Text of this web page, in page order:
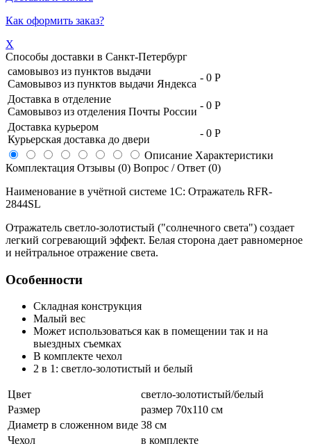
Как оформить заказ?
X
Способы доставки в Санкт-Петербург
самовывоз из пунктов выдачи
Самовывоз из пунктов выдачи Яндекса
- 0 Р
Доставка в отделение
Самовывоз из отделения Почты России
- 0 Р
Доставка курьером
Курьерская доставка до двери
- 0 Р
Описание Характеристики
Комплектация Отзывы (0) Вопрос / Ответ (0)
Наименование в учётной системе 1С: Отражатель RFR-
2844SL
Отражатель светло-золотистый ("солнечного света") создает
легкий согревающий эффект. Белая сторона дает равномерное
и нейтральное отражение света.
Особенности
Складная конструкция
Малый вес
Может использоваться как в помещении так и на
выездных съемках
В комплекте чехол
2 в 1: светло-золотистый и белый
Цвет
светло-золотистый/белый
Размер
размер 70х110 см
Диаметр в сложенном виде 38 см
Чехол
в комплекте